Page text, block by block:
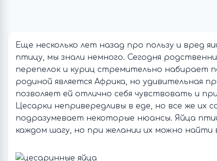
Еще несколько лет назад про пользу и вред
птицу, мы знали немного. Сегодня
перепелок и куриц стремительно набирает
родиной является Африка, но удивительная
позволяет ей отлично себя чувствовать и
Цесарки непривередливы в еде, но все же их
подразумевает некоторые нюансы. Яйца
каждом шагу, но при желании их можно найти